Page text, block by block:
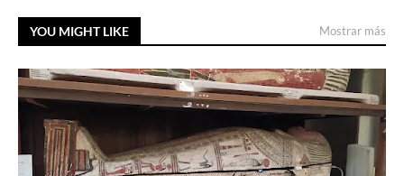
YOU MIGHT LIKE Mostrar más